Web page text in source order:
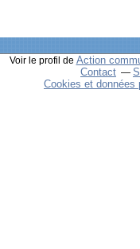
Voir le profil de Action
Contact
Cookies et données